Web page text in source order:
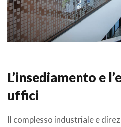
L’insediamento e
uffici
Il complesso industriale e